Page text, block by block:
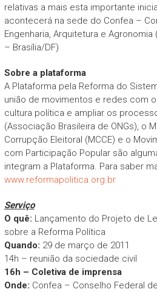
relativas a mais esta importante
acontecerá na sede do Confea –
Engenharia, Arquitetura e Agronomia
– Brasília/DF)
Sobre a plataforma
A Plataforma pela Reforma do
união de movimentos e redes com
cultura política e ampliar os
(Associação Brasileira de ONGs), o
Corrupção Eleitoral (MCCE) e o
com Participação Popular são
integram a Plataforma. Para saber
www.reformapolitica.org.br
Serviço
O quê: Lançamento do Projeto de
sobre a Reforma Política
Quando: 29 de março de 2011
14h – reunião da sociedade civil
16h – Coletiva de imprensa
Onde: Confea – Conselho Federal